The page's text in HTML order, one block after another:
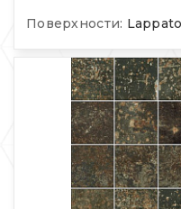
Поверхности: Lappato